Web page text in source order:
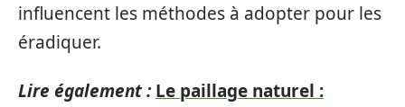
influencent les méthodes à adopter pour les
éradiquer.
Lire également : Le paillage naturel :